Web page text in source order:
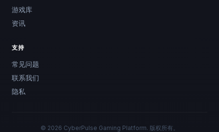
游戏库
资讯
支持
常见问题
联系我们
隐私
© 2026 CyberPulse Gaming Platform. 版权所有。